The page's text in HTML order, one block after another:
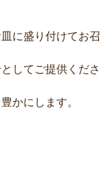
に盛り付けてお召
してご提供くださ
かにします。